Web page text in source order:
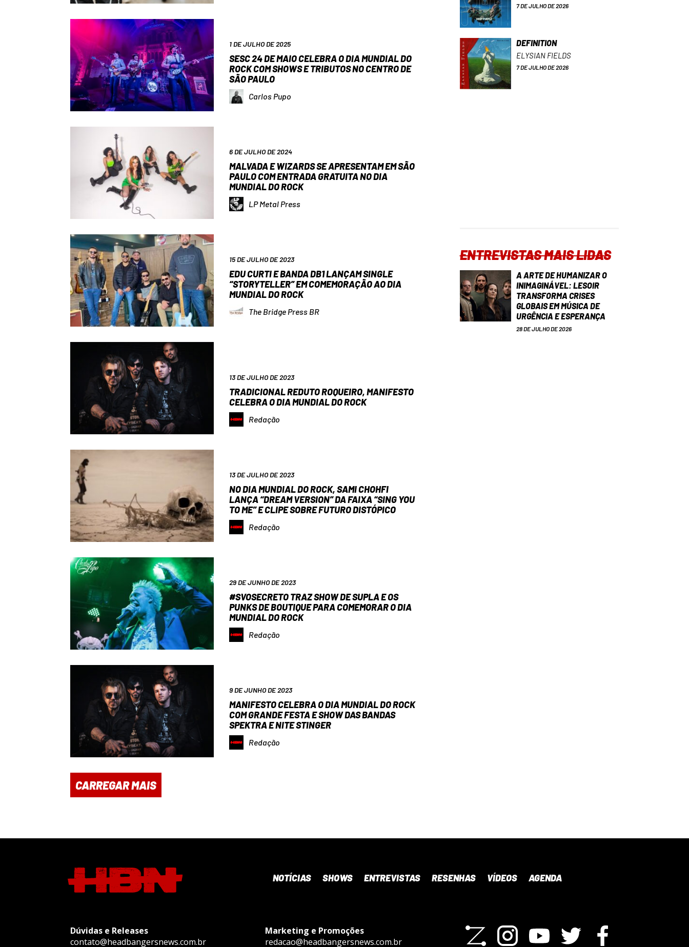
1 DE JULHO DE 2025
SESC 24 DE MAIO CELEBRA O DIA MUNDIAL DO
ROCK COM SHOWS E TRIBUTOS NO CENTRO DE
SÃO PAULO
Carlos Pupo
6 DE JULHO DE 2024
MALVADA E WIZARDS SE APRESENTAM EM SÃO
PAULO COM ENTRADA GRATUITA NO DIA
MUNDIAL DO ROCK
LP Metal Press
15 DE JULHO DE 2023
EDU CURTI E BANDA DB1 LANÇAM SINGLE
“STORYTELLER” EM COMEMORAÇÃO AO DIA
MUNDIAL DO ROCK
The Bridge Press BR
13 DE JULHO DE 2023
TRADICIONAL REDUTO ROQUEIRO, MANIFESTO
CELEBRA O DIA MUNDIAL DO ROCK
Redação
13 DE JULHO DE 2023
NO DIA MUNDIAL DO ROCK, SAMI CHOHFI
LANÇA “DREAM VERSION” DA FAIXA “SING YOU
TO ME” E CLIPE SOBRE FUTURO DISTÓPICO
Redação
29 DE JUNHO DE 2023
#SVOSECRETO TRAZ SHOW DE SUPLA E OS
PUNKS DE BOUTIQUE PARA COMEMORAR O DIA
MUNDIAL DO ROCK
Redação
9 DE JUNHO DE 2023
MANIFESTO CELEBRA O DIA MUNDIAL DO ROCK
COM GRANDE FESTA E SHOW DAS BANDAS
SPEKTRA E NITE STINGER
Redação
CARREGAR MAIS
7 DE JULHO DE 2026
DEFINITION
ELYSIAN FIELDS
7 DE JULHO DE 2026
ENTREVISTAS MAIS LIDAS
A ARTE DE HUMANIZAR O
INIMAGINÁVEL: LESOIR
TRANSFORMA CRISES
GLOBAIS EM MÚSICA DE
URGÊNCIA E ESPERANÇA
28 DE JULHO DE 2026
NOTÍCIAS SHOWS ENTREVISTAS RESENHAS VÍDEOS AGENDA
Dúvidas e Releases
contato@headbangersnews.com.br
Marketing e Promoções
redacao@headbangersnews.com.br